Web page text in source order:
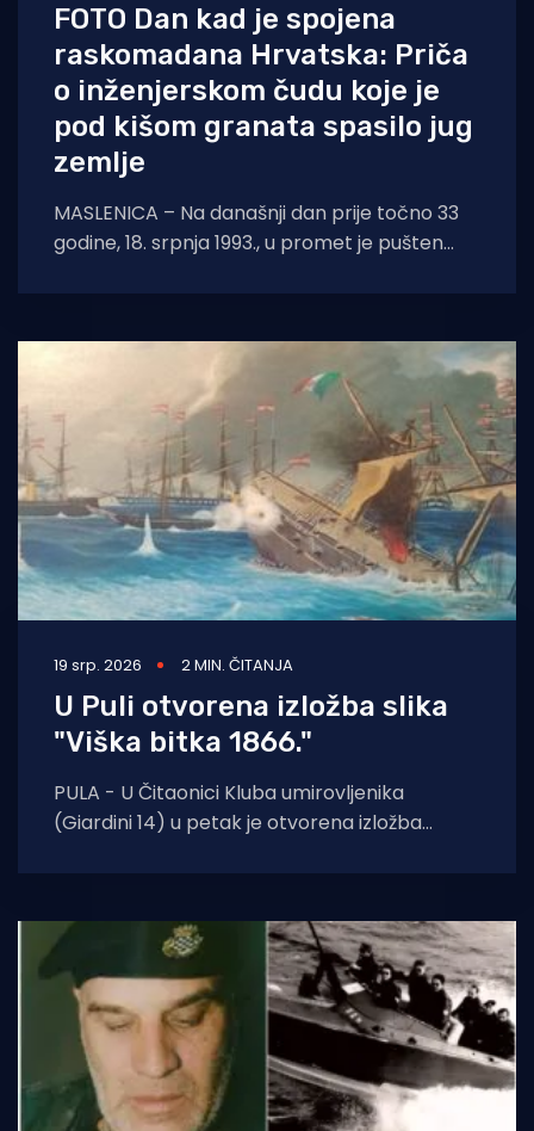
FOTO Dan kad je spojena
raskomadana Hrvatska: Priča
o inženjerskom čudu koje je
pod kišom granata spasilo jug
zemlje
MASLENICA – Na današnji dan prije točno 33
godine, 18. srpnja 1993., u promet je pušten
19 srp. 2026 2 MIN. ČITANJA
U Puli otvorena izložba slika
"Viška bitka 1866."
PULA - U Čitaonici Kluba umirovljenika
(Giardini 14) u petak je otvorena izložba
marinista Cvetka Išića.